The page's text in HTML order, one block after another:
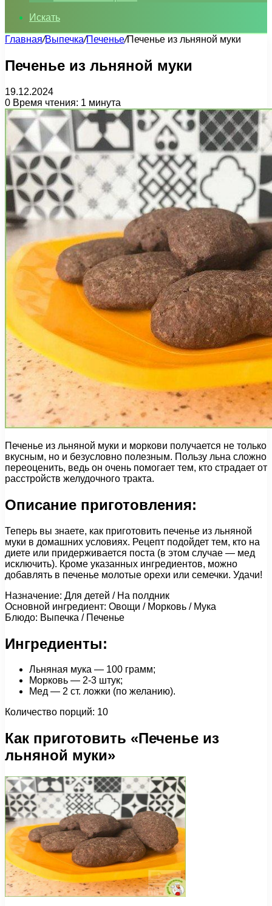
Искать
Главная/Выпечка/Печенье/Печенье из льняной муки
Печенье из льняной муки
19.12.2024
0 Время чтения: 1 минута
Печенье из льняной муки и моркови получается не только
вкусным, но и безусловно полезным. Пользу льна сложно
переоценить, ведь он очень помогает тем, кто страдает от
расстройств желудочного тракта.
Описание приготовления:
Теперь вы знаете, как приготовить печенье из льняной
муки в домашних условиях. Рецепт подойдет тем, кто на
диете или придерживается поста (в этом случае — мед
исключить). Кроме указанных ингредиентов, можно
добавлять в печенье молотые орехи или семечки. Удачи!
Назначение: Для детей / На полдник
Основной ингредиент: Овощи / Морковь / Мука
Блюдо: Выпечка / Печенье
Ингредиенты:
Льняная мука — 100 грамм;
Морковь — 2-3 штук;
Мед — 2 ст. ложки (по желанию).
Количество порций: 10
Как приготовить «Печенье из
льняной муки»